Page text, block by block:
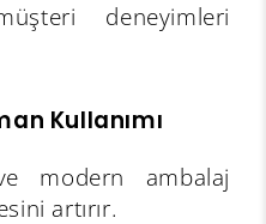
deneyimleri
Kullanımı
modern ambalaj
artırır.